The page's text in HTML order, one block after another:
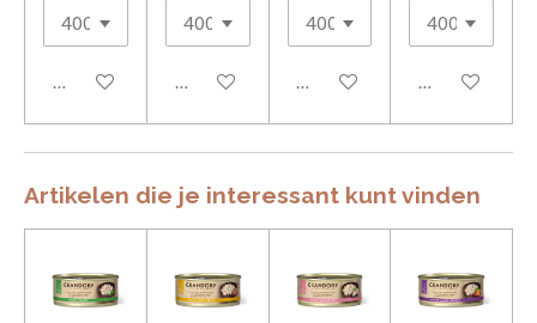
In winkelwagen In winkelwagen In winkelwagen In
Artikelen die je interessant kunt vinden